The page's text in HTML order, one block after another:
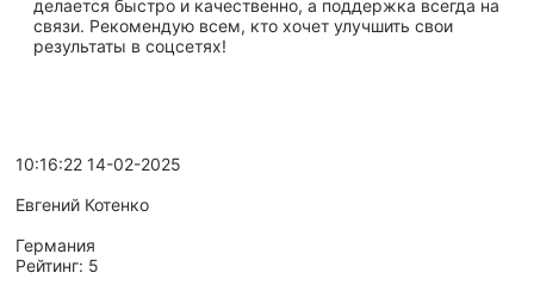
делается быстро и качественно, а поддержка всегда на
связи. Рекомендую всем, кто хочет улучшить свои
результаты в соцсетях!
10:16:22 14-02-2025
Евгений Котенко
Германия
Рейтинг: 5